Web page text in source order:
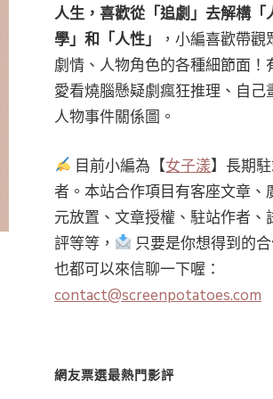
人生，喜歡從「追劇」去解構「
學」和「人性」
，小編喜歡帶觀
劇情、人物角色的各種細節面！
愛看燒腦懸疑劇瘋狂推理、自己
人物事件關係圖。
目前小編為【女子漾】長期
者。本站合作項目有客座文章、
元放置、文章授權、駐站作者、
評等等，
只要是你想得到的
也都可以來信聊一下喔：
contact@screenpotatoes.com
網友票選最熱門影評